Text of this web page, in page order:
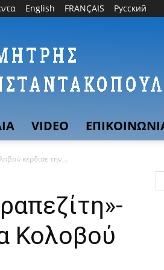
English FRANÇAIS Русский
VIDEO
κέρδισε την...
Κολοβού